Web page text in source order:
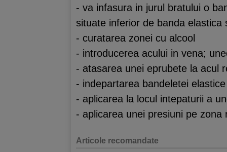
- va infasura in jurul bratului o
situate inferior de banda
- curatarea zonei cu alcool
- introducerea acului in vena;
- atasarea unei eprubete la acul
- indepartarea bandeletei
- aplicarea la locul intepaturii a
- aplicarea unei presiuni pe
Articole recomandate